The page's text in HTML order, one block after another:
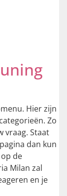
Hier zijn
Zo
vraag. Staat
dan kun
op de
Milan zal
en je